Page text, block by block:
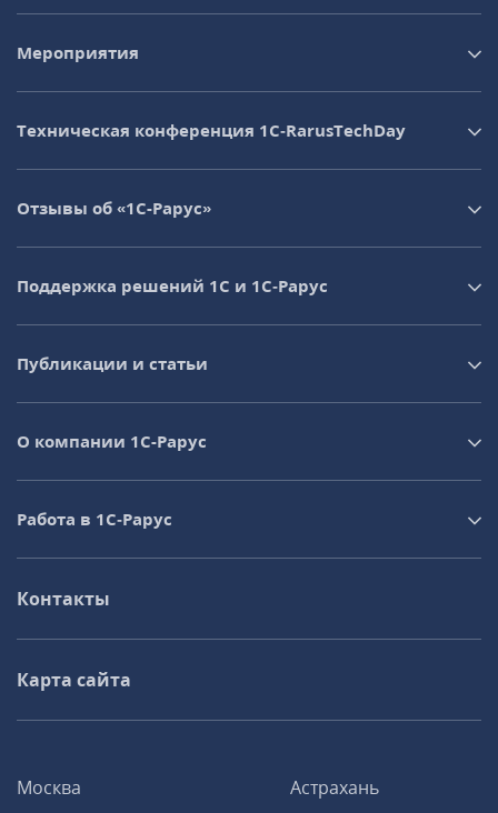
Москва
Астрахань
Мероприятия
Техническая конференция 1C‑RarusTechDay
Отзывы об «1С-Рарус»
Поддержка решений 1С и 1С‑Рарус
Публикации и статьи
О компании 1C-Рарус
Работа в 1С‑Рарус
Контакты
Карта сайта